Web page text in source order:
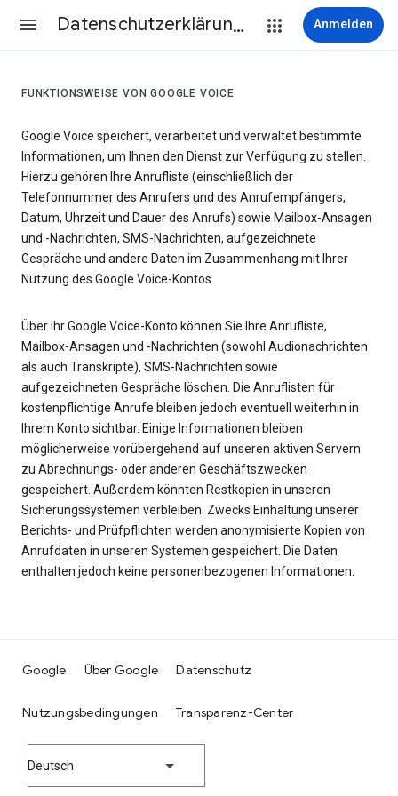
Datenschutzerklärung & Nutzungsbedingungen Anmelden
FUNKTIONSWEISE VON GOOGLE VOICE
Google Voice speichert, verarbeitet und verwaltet bestimmte
Informationen, um Ihnen den Dienst zur Verfügung zu stellen.
Hierzu gehören Ihre Anrufliste (einschließlich der
Telefonnummer des Anrufers und des Anrufempfängers,
Datum, Uhrzeit und Dauer des Anrufs) sowie Mailbox-Ansagen
und -Nachrichten, SMS-Nachrichten, aufgezeichnete
Gespräche und andere Daten im Zusammenhang mit Ihrer
Nutzung des Google Voice-Kontos.
Über Ihr Google Voice-Konto können Sie Ihre Anrufliste,
Mailbox-Ansagen und -Nachrichten (sowohl Audionachrichten
als auch Transkripte), SMS-Nachrichten sowie
aufgezeichneten Gespräche löschen. Die Anruflisten für
kostenpflichtige Anrufe bleiben jedoch eventuell weiterhin in
Ihrem Konto sichtbar. Einige Informationen bleiben
möglicherweise vorübergehend auf unseren aktiven Servern
zu Abrechnungs- oder anderen Geschäftszwecken
gespeichert. Außerdem könnten Restkopien in unseren
Sicherungssystemen verbleiben. Zwecks Einhaltung unserer
Berichts- und Prüfpflichten werden anonymisierte Kopien von
Anrufdaten in unseren Systemen gespeichert. Die Daten
enthalten jedoch keine personenbezogenen Informationen.
Google Über Google Datenschutz
Nutzungsbedingungen Transparenz-Center
Deutsch